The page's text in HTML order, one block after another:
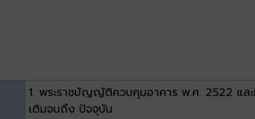
1. พระราชบัญญัติควบคุมอาคาร พ.ศ. 2522 และ
เติมจนถึง ปัจจุบัน